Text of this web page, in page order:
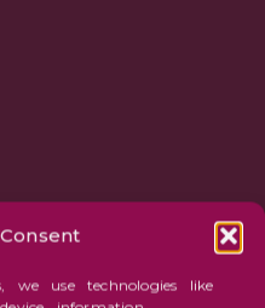
we use technologies like